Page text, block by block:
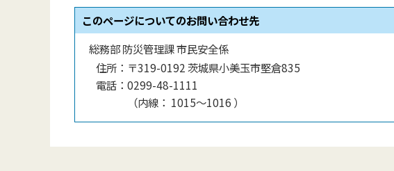
このページについてのお問い合わせ先
総務部 防災管理課 市民安全係
住所： 〒319-0192 茨城県小美玉市堅倉835
電話： 0299-48-1111
（内線 ： 1015〜1016 ）